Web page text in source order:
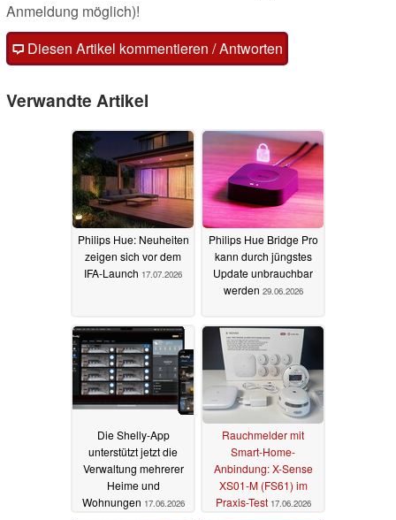
Anmeldung möglich)!
Diesen Artikel kommentieren / Antworten
Verwandte Artikel
Philips Hue: Neuheiten
zeigen sich vor dem
IFA-Launch 17.07.2026
Philips Hue Bridge Pro
kann durch jüngstes
Update unbrauchbar
werden 29.06.2026
Die Shelly-App
unterstützt jetzt die
Verwaltung mehrerer
Heime und
Wohnungen 17.06.2026
Rauchmelder mit
Smart-Home-
Anbindung: X-Sense
XS01-M (FS61) im
Praxis-Test 17.06.2026